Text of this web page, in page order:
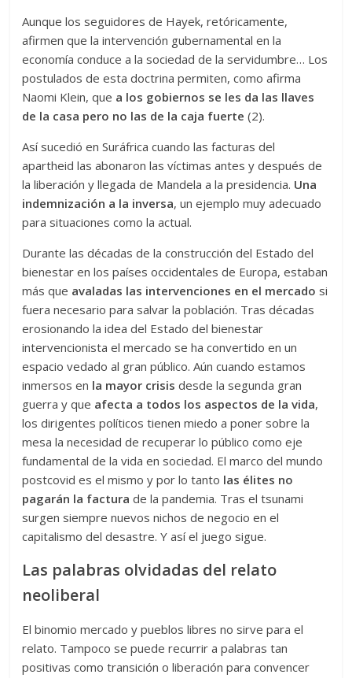
Aunque los seguidores de Hayek, retóricamente,
afirmen que la intervención gubernamental en la
economía conduce a la sociedad de la servidumbre… Los
postulados de esta doctrina permiten, como afirma
Naomi Klein, que a los gobiernos se les da las llaves
de la casa pero no las de la caja fuerte (2).
Así sucedió en Suráfrica cuando las facturas del
apartheid las abonaron las víctimas antes y después de
la liberación y llegada de Mandela a la presidencia. Una
indemnización a la inversa, un ejemplo muy adecuado
para situaciones como la actual.
Durante las décadas de la construcción del Estado del
bienestar en los países occidentales de Europa, estaban
más que avaladas las intervenciones en el mercado si
fuera necesario para salvar la población. Tras décadas
erosionando la idea del Estado del bienestar
intervencionista el mercado se ha convertido en un
espacio vedado al gran público. Aún cuando estamos
inmersos en la mayor crisis desde la segunda gran
guerra y que afecta a todos los aspectos de la vida,
los dirigentes políticos tienen miedo a poner sobre la
mesa la necesidad de recuperar lo público como eje
fundamental de la vida en sociedad. El marco del mundo
postcovid es el mismo y por lo tanto las élites no
pagarán la facturade la pandemia. Tras el tsunami
surgen siempre nuevos nichos de negocio en el
capitalismo del desastre. Y así el juego sigue.
Las palabras olvidadas del relato
neoliberal
El binomio mercado y pueblos libres no sirve para el
relato. Tampoco se puede recurrir a palabras tan
positivas como transición o liberación para convencer